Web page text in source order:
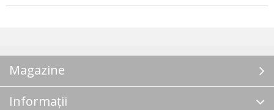
Magazine
Informații